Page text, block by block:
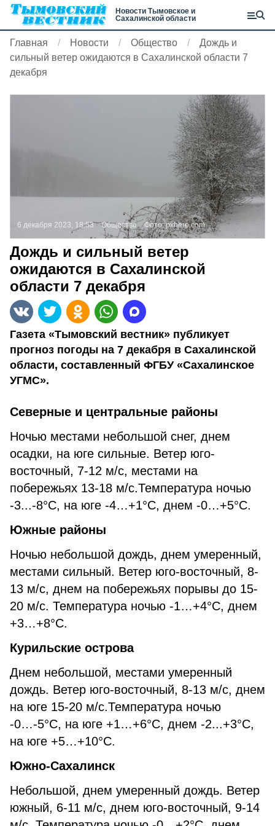
Новости Тымовское и
Сахалинской области
Главная Новости Общество
Дождь и
сильный ветер ожидаются в Сахалинской области 7
декабря
6 декабря 2023, 18:53 Общество Фото:pxhere.com
Дождь и сильный ветер
ожидаются в Сахалинской
области 7 декабря
Газета «Тымовский вестник» публикует
прогноз погоды на 7 декабря в Сахалинской
области, составленный ФГБУ «Сахалинское
УГМС».
Северные и центральные районы
Ночью местами небольшой снег, днем
осадки, на юге сильные. Ветер юго-
восточный, 7-12 м/с, местами на
побережьях 13-18 м/с.Температура ночью
-3...-8°С, на юге -4…+1°С, днем -0…+5°С.
Южные районы
Ночью небольшой дождь, днем умеренный,
местами сильный. Ветер юго-восточный, 8-
13 м/с, днем на побережьях порывы до 15-
20 м/с. Температура ночью -1…+4°С, днем
+3…+8°С.
Курильские острова
Днем небольшой, местами умеренный
дождь. Ветер юго-восточный, 8-13 м/с, днем
на юге 15-20 м/с.Температура ночью
-0…-5°С, на юге +1…+6°С, днем -2...+3°С,
на юге +5…+10°С.
Южно-Сахалинск
Небольшой, днем умеренный дождь. Ветер
южный, 6-11 м/с, днем юго-восточный, 9-14